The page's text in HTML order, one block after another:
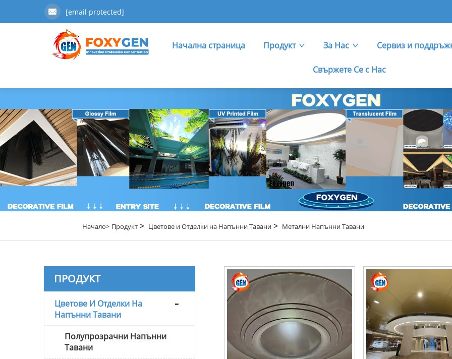
[email protected]
Начална страница Продукт За Нас Сервиз и
Свържете Се с Нас
Начало> Продукт> Цветове и Отделки на Напънни Тавани> Метални Напънни Тавани
ПРОДУКТ
Цветове И Отделки На
Напънни Тавани
Полупрозрачни Напънни
Тавани